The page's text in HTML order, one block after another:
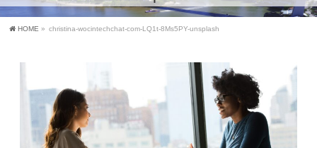
HOME » christina-wocintechchat-com-LQ1t-8Ms5PY-unsplash